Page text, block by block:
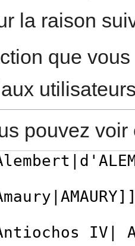
la raison
que
pouvez